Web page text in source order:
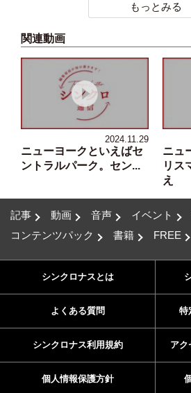
もっとみる
関連動画
2024.11.29
ニューヨークといえばセ
ントラルパーク。セン...
ニュ
リス
え
記事 動画 音声 イベント
コンテンツパック
書籍 FREE
シンクロナスとは
よくある質問 特
シンクロナス利用規約 アク
個人情報保護方針